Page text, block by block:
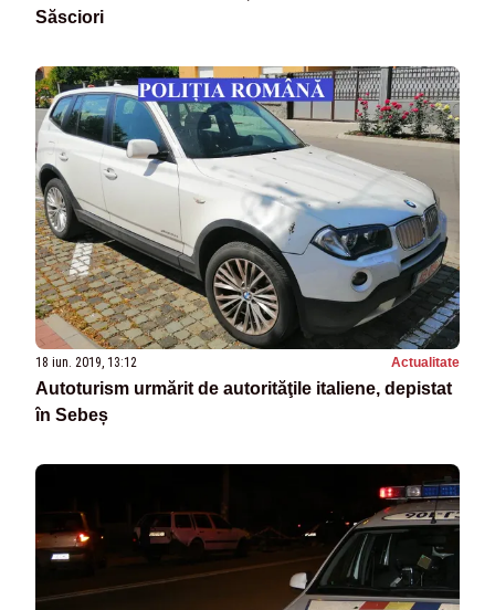
Săsciori
18 iun. 2019, 13:12 Actualitate
Autoturism urmărit de autorităţile italiene, depistat
în Sebeș